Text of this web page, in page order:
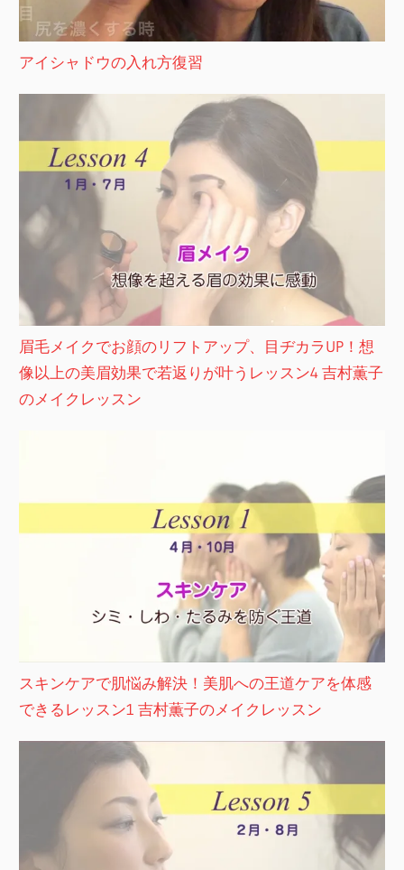
アイシャドウの入れ方復習
眉毛メイクでお顔のリフトアップ、目ヂカラUP！想
像以上の美眉効果で若返りが叶うレッスン4 吉村薫子
のメイクレッスン
スキンケアで肌悩み解決！美肌への王道ケアを体感
できるレッスン1 吉村薫子のメイクレッスン